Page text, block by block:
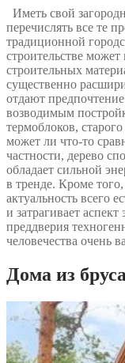
Иметь свой
перечислять все те
традиционной
строительстве
строительных
существенно
отдают
возводимым
термоблоков,
может ли что-то
частности, дерево
обладает сильной
в тренде. Кроме
актуальность всего
и затрагивает
преддверия
человечества очень
Дома из